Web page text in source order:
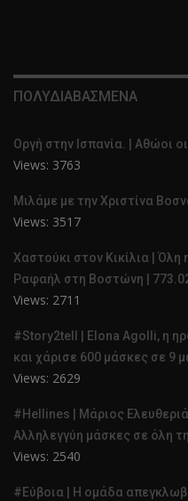
ΠΟΛΥΔΙΑΒΑΣΜΕΝΑ
Οργή στην Ισπανία. | Αθώοι
Views: 3763
Μιλάμε με την Χριστίνα
Views: 3517
Χαστούκι στον Κικίλια | Όλη
Ραφαήλ στη Βοστώνη |
Views: 2711
#Story2tell | Elona Agolli, η
και χάρισε 600 μάσκες σε 9
Views: 2629
#Hellines | Μάριος
Αλληλεγγύη μάσκες σε όλη
Views: 2540
#Εύβοια | Η ομάδα